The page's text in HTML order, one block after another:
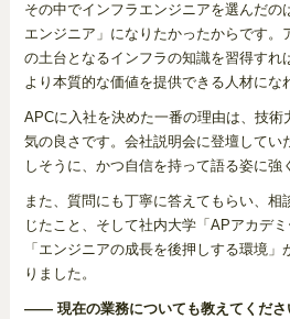
その中でインフラエンジニアを選んだの
エンジニア」になりたかったからです。
の土台となるインフラの知識を習得すれ
より本質的な価値を提供できる人材にな
APCに入社を決めた一番の理由は、技術
気の良さです。会社説明会に登壇してい
しそうに、かつ自信を持って語る姿に強
また、質問にも丁寧に答えてもらい、相
じたこと、そして社内大学「APアカデ
「エンジニアの成長を後押しする環境
りました。
―― 現在の業務についても教えてくださ